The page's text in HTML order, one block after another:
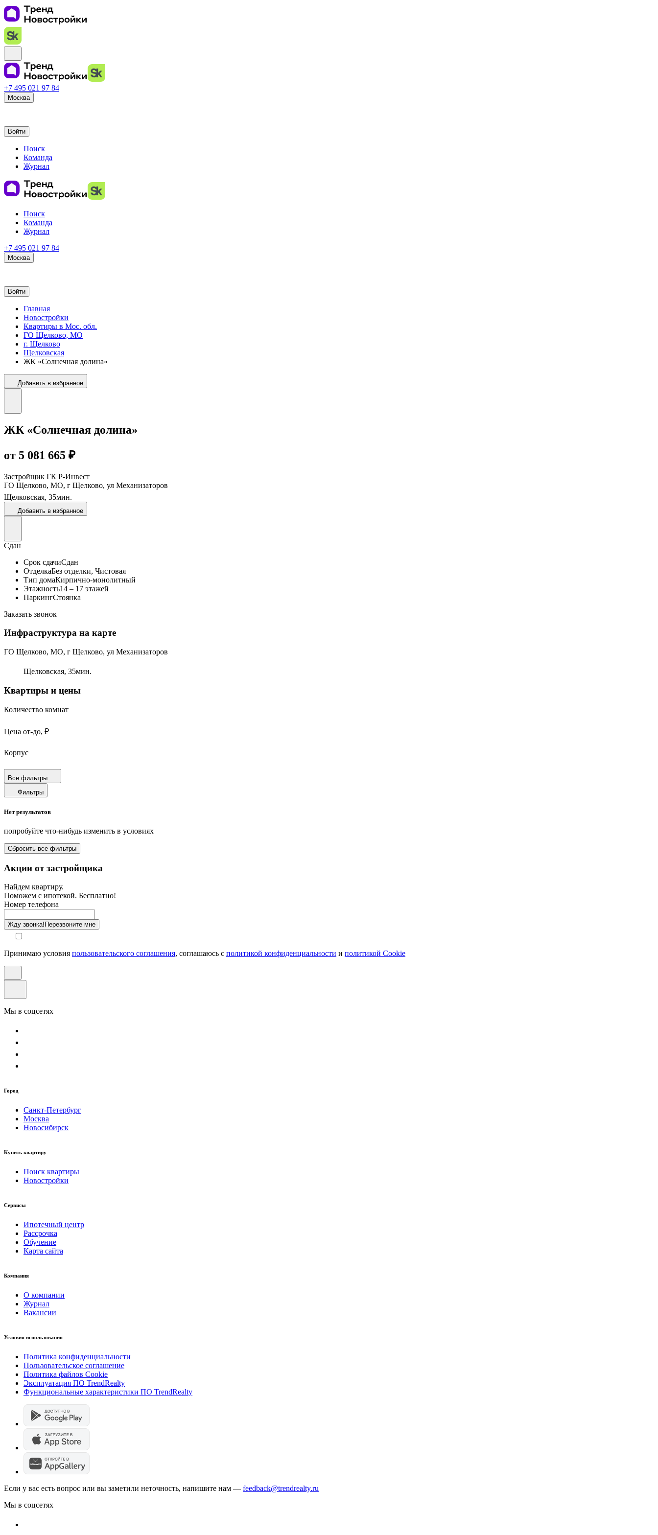
+7 495 021 97 84
Москва
Войти
Поиск
Команда
Журнал
Поиск
Команда
Журнал
+7 495 021 97 84
Москва
Войти
Главная
Новостройки
Квартиры в Мос. обл.
ГО Щелково, МО
г. Щелково
Щелковская
ЖК «Солнечная долина»
Добавить в избранное
ЖК «Солнечная долина»
от 5 081 665 ₽
Застройщик ГК Р-Инвест
ГО Щелково, МО, г Щелково, ул Механизаторов
Щелковская, 35мин.
Добавить в избранное
Сдан
Срок сдачиСдан
ОтделкаБез отделки, Чистовая
Тип домаКирпично-монолитный
Этажность14 – 17 этажей
ПаркингСтоянка
Заказать звонок
Инфраструктура на карте
ГО Щелково, МО, г Щелково, ул Механизаторов
Щелковская, 35мин.
Квартиры и цены
Количество комнат
Цена от-до, ₽
Корпус
Срок сдачи
Площадь от-до, м²
Площадь кухни от-до, м²
Площадь балкона от-до, м²
Санузел
Этаж
Способ оплаты
Все фильтры
Фильтры
Нет результатов
попробуйте что-нибудь изменить в условиях
Сбросить все фильтры
Акции от застройщика
Найдем квартиру.
Поможем с ипотекой. Бесплатно!
Номер телефона
Жду звонка! Перезвоните мне
Принимаю условия пользовательского соглашения, соглашаюсь с политикой конфиденциальности и политикой Cookie
Мы в соцсетях
Город
Санкт-Петербург
Москва
Новосибирск
Купить квартиру
Поиск квартиры
Новостройки
Сервисы
Ипотечный центр
Рассрочка
Обучение
Карта сайта
Компания
О компании
Журнал
Вакансии
Условия использования
Политика конфиденциальности
Пользовательское соглашение
Политика файлов Cookie
Эксплуатация ПО TrendRealty
Функциональные характеристики ПО TrendRealty
Если у вас есть вопрос или вы заметили неточность, напишите нам — feedback@trendrealty.ru
Мы в соцсетях